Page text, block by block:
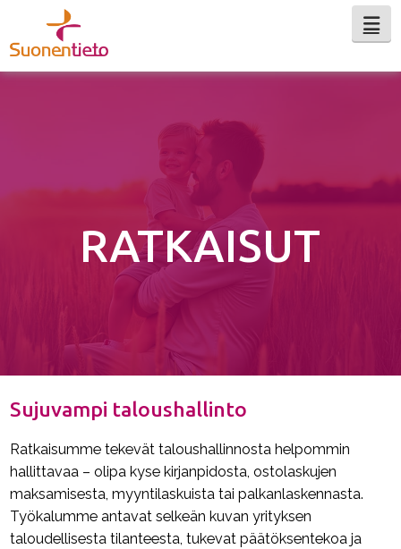
RATKAISUT
Sujuvampi taloushallinto
Ratkaisumme tekevät taloushallinnosta helpommin
hallittavaa – olipa kyse kirjanpidosta, ostolaskujen
maksamisesta, myyntilaskuista tai palkanlaskennasta.
Työkalumme antavat selkeän kuvan yrityksen
taloudellisesta tilanteesta, tukevat päätöksentekoa ja